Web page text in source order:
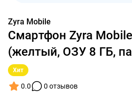
Zyra Mobile
Смартфон Zyra
(желтый, ОЗУ 8 ГБ,
Хит
0.0 0 отзывов